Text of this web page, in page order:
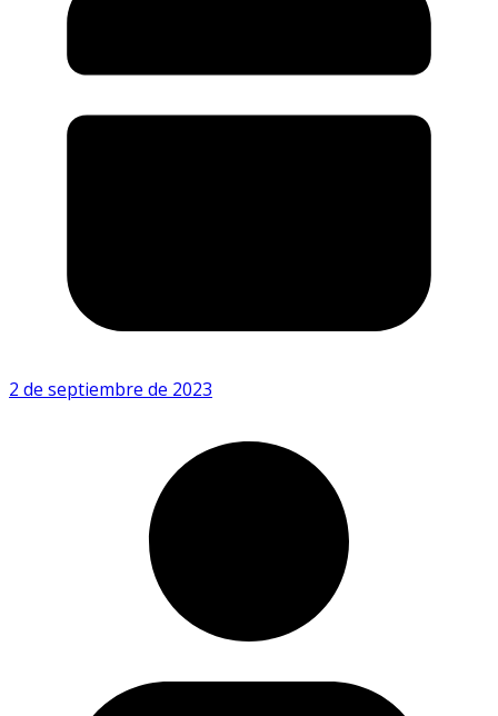
2 de septiembre de 2023